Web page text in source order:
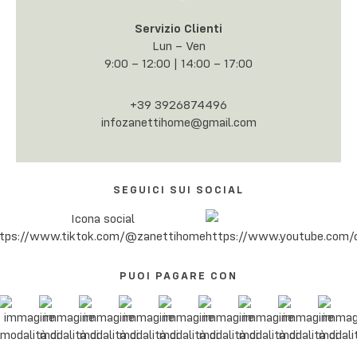
Servizio Clienti
Lun – Ven
9:00 – 12:00 | 14:00 – 17:00
+39 3926874496
infozanettihome@gmail.com
SEGUICI SUI SOCIAL
PUOI PAGARE CON